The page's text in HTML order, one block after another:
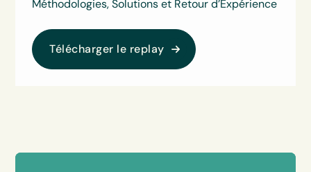
Méthodologies, Solutions et Retour d’Expérience
Télécharger le replay